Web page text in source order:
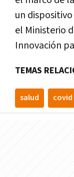
un
el Ministerio
Innovación
TEMAS
salud covid